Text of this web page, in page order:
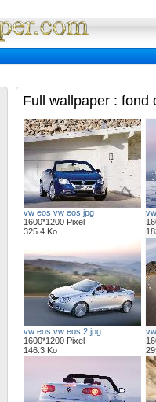
Full wallpaper : fond
vw eos vw eos jpg
1600*1200 Pixel
325.4 Ko
vw eos vw eos 2 jpg
1600*1200 Pixel
146.3 Ko